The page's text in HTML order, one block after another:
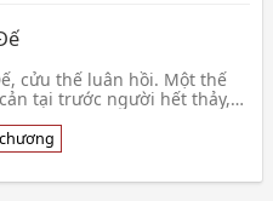
cửu thế luân hồi. Một thế
tại trước người hết thảy,
nghịch chúng ta, cuối